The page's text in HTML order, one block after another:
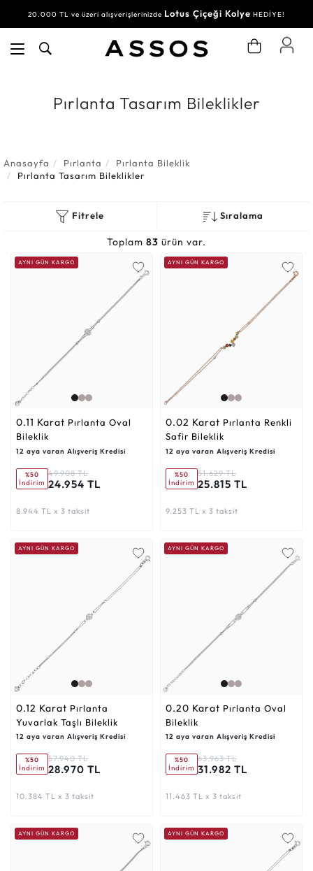
20.000 TL ve üzeri alışverişlerinizde Lotus Çiçeği Kolye HEDİYE!
Pırlanta Tasarım Bileklikler
Anasayfa Pırlanta
Pırlanta Bileklik
Pırlanta Tasarım Bileklikler
Fitrele Sıralama
Toplam 83 ürün var.
AYNI GÜN KARGO
0.11 Karat
Bileklik
12 aya varan Alışveriş Kredisi
%50
İndirim
49.908 TL
24.954 TL
8.944 TL x 3 taksit
AYNI GÜN KARGO
0.02 Karat
Safir Bileklik
12 aya varan Alışveriş Kredisi
%50
İndirim
51.629 TL
25.815 TL
9.253 TL x 3 taksit
AYNI GÜN KARGO
0.12 Karat
Yuvarlak Taşlı Bileklik
12 aya varan Alışveriş Kredisi
%50
İndirim
57.940 TL
28.970 TL
10.384 TL x 3 taksit
AYNI GÜN KARGO
0.20 Karat
Bileklik
12 aya varan Alışveriş Kredisi
%50
İndirim
63.963 TL
31.982 TL
11.463 TL x 3 taksit
AYNI GÜN KARGO AYNI GÜN KARGO